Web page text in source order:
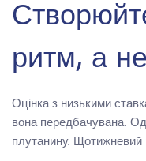
ритм, а не
Оцінка з низькими
вона передбачувана.
плутанину. Щотижневий